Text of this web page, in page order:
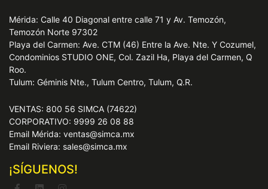
Mérida: Calle 40 Diagonal entre calle 71 y Av. Temozón,
Temozón Norte 97302
Playa del Carmen: Ave. CTM (46) Entre la Ave. Nte. Y Cozumel,
Condominios STUDIO ONE, Col. Zazil Ha, Playa del Carmen, Q
Roo.
Tulum: Géminis Nte., Tulum Centro, Tulum, Q.R.
VENTAS: 800 56 SIMCA (74622)
CORPORATIVO: 9999 26 08 88
Email Mérida: ventas@simca.mx
Email Riviera: sales@simca.mx
¡SÍGUENOS!